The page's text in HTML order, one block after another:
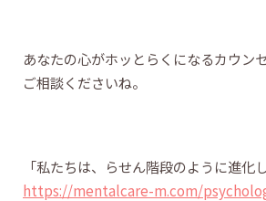
あなたの心がホッとらくになるカウン
ご相談くださいね。
「私たちは、らせん階段のように進化
https://mentalcare-m.com/